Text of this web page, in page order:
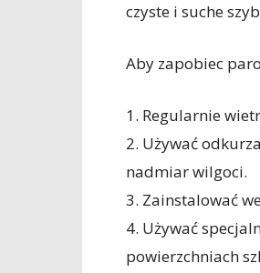
czyste i suche
Aby zapobiec
1. Regularnie
2. Używać
nadmiar wilgoci.
3. Zainstalować
4. Używać
powierzchniach